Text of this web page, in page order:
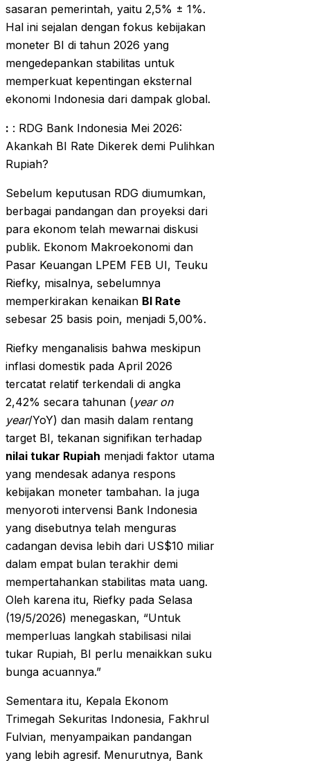
sasaran pemerintah, yaitu 2,5% ± 1%.
Hal ini sejalan dengan fokus kebijakan
moneter BI di tahun 2026 yang
mengedepankan stabilitas untuk
memperkuat kepentingan eksternal
ekonomi Indonesia dari dampak global.
: : RDG Bank Indonesia Mei 2026:
Akankah BI Rate Dikerek demi Pulihkan
Rupiah?
Sebelum keputusan RDG diumumkan,
berbagai pandangan dan proyeksi dari
para ekonom telah mewarnai diskusi
publik. Ekonom Makroekonomi dan
Pasar Keuangan LPEM FEB UI, Teuku
Riefky, misalnya, sebelumnya
memperkirakan kenaikan BI Rate
sebesar 25 basis poin, menjadi 5,00%.
Riefky menganalisis bahwa meskipun
inflasi domestik pada April 2026
tercatat relatif terkendali di angka
2,42% secara tahunan (year on
year/YoY) dan masih dalam rentang
target BI, tekanan signifikan terhadap
nilai tukar Rupiah menjadi faktor utama
yang mendesak adanya respons
kebijakan moneter tambahan. Ia juga
menyoroti intervensi Bank Indonesia
yang disebutnya telah menguras
cadangan devisa lebih dari US$10 miliar
dalam empat bulan terakhir demi
mempertahankan stabilitas mata uang.
Oleh karena itu, Riefky pada Selasa
(19/5/2026) menegaskan, “Untuk
memperluas langkah stabilisasi nilai
tukar Rupiah, BI perlu menaikkan suku
bunga acuannya.”
Sementara itu, Kepala Ekonom
Trimegah Sekuritas Indonesia, Fakhrul
Fulvian, menyampaikan pandangan
yang lebih agresif. Menurutnya, Bank